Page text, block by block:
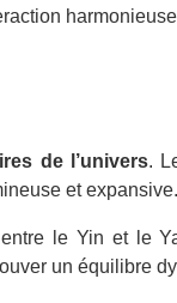
de l’univers.
et expansive.
entre le Yin et le
un équilibre